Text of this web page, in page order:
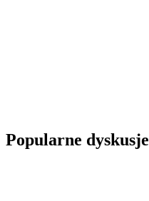
Popularne dyskusje